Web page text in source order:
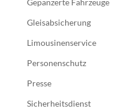
Gleisabsicherung
Limousinenservice
Personenschutz
Presse
Sicherheitsdienst